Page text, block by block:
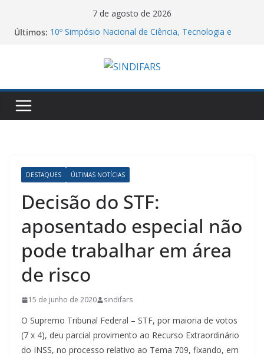
7 de agosto de 2026
Últimos: 10º Simpósio Nacional de Ciência, Tecnologia e
06/08/26 – Assembleia Remota Conjunta Sindifars e
Sergs – VA GHC
Manifesto dos Farmacêuticos do Brasil a
DESTAQUES ÚLTIMAS NOTÍCIAS
Decisão do STF:
aposentado especial não
pode trabalhar em área
de risco
15 de junho de 2020 sindifars
O Supremo Tribunal Federal – STF, por maioria de votos
(7 x 4), deu parcial provimento ao Recurso Extraordinário
do INSS, no processo relativo ao Tema 709, fixando, em